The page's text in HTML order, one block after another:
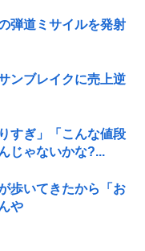
弾道ミサイルを発射
ンブレイクに売上逆
すぎ」「こんな値段
じゃないかな?...
歩いてきたから「お
や